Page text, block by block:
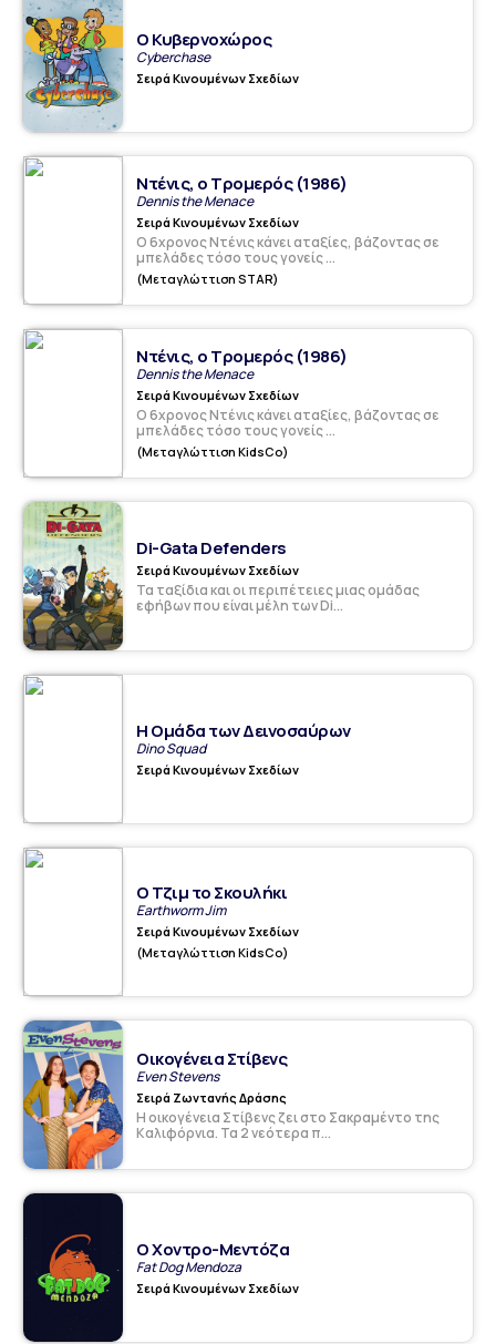
Ο Κυβερνοχώρος
Cyberchase
Σειρά Κινουμένων Σχεδίων
Ντένις, ο Τρομερός (1986)
Dennis the Menace
Σειρά Κινουμένων Σχεδίων
Ο 6χρονος Ντένις κάνει αταξίες, βάζοντας σε
μπελάδες τόσο τους γονείς ...
(Μεταγλώττιση STAR)
Ντένις, ο Τρομερός (1986)
Dennis the Menace
Σειρά Κινουμένων Σχεδίων
Ο 6χρονος Ντένις κάνει αταξίες, βάζοντας σε
μπελάδες τόσο τους γονείς ...
(Μεταγλώττιση KidsCo)
Di-Gata Defenders
Σειρά Κινουμένων Σχεδίων
Τα ταξίδια και οι περιπέτειες μιας ομάδας
εφήβων που είναι μέλη των Di...
Η Ομάδα των Δεινοσαύρων
Dino Squad
Σειρά Κινουμένων Σχεδίων
Ο Τζιμ το Σκουλήκι
Earthworm Jim
Σειρά Κινουμένων Σχεδίων
(Μεταγλώττιση KidsCo)
Οικογένεια Στίβενς
Even Stevens
Σειρά Ζωντανής Δράσης
Η οικογένεια Στίβενς ζει στο Σακραμέντο της
Καλιφόρνια. Τα 2 νεότερα π...
Ο Χοντρο-Μεντόζα
Fat Dog Mendoza
Σειρά Κινουμένων Σχεδίων